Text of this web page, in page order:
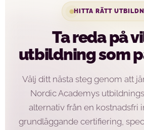
HITTA RÄTT
Ta reda på
utbildning som
Välj ditt nästa steg genom att
Nordic Academys
alternativ från en kostnadsfri
grundläggande certifiering,